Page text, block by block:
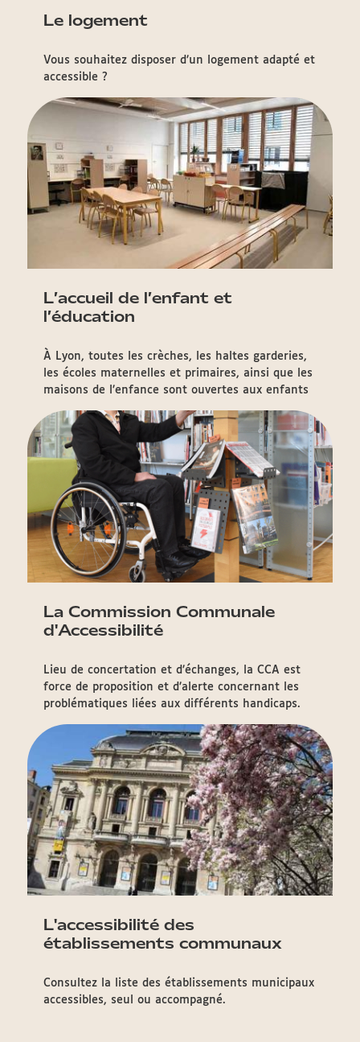
Le logement
Vous souhaitez disposer d’un logement adapté et
accessible ?
L’accueil de l’enfant et
l’éducation
À Lyon, toutes les crèches, les haltes garderies,
les écoles maternelles et primaires, ainsi que les
maisons de l’enfance sont ouvertes aux enfants
La Commission Communale
d'Accessibilité
Lieu de concertation et d’échanges, la CCA est
force de proposition et d’alerte concernant les
problématiques liées aux différents handicaps.
L'accessibilité des
établissements communaux
Consultez la liste des établissements municipaux
accessibles, seul ou accompagné.